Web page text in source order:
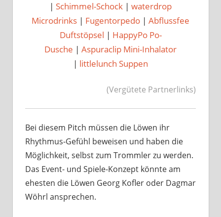
| Schimmel-Schock | waterdrop
Microdrinks | Fugentorpedo | Abflussfee
Duftstöpsel | HappyPo Po-
Dusche | Aspuraclip Mini-Inhalator
| littlelunch Suppen
(Vergütete Partnerlinks)
Bei diesem Pitch müssen die Löwen ihr
Rhythmus-Gefühl beweisen und haben die
Möglichkeit, selbst zum Trommler zu werden.
Das Event- und Spiele-Konzept könnte am
ehesten die Löwen Georg Kofler oder Dagmar
Wöhrl ansprechen.